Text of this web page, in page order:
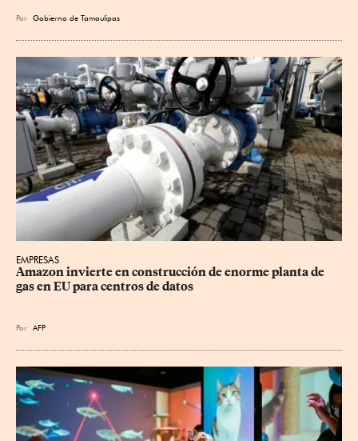
Por Gobierno de Tamaulipas
EMPRESAS
Amazon invierte en construcción de enorme planta de
gas en EU para centros de datos
Por AFP